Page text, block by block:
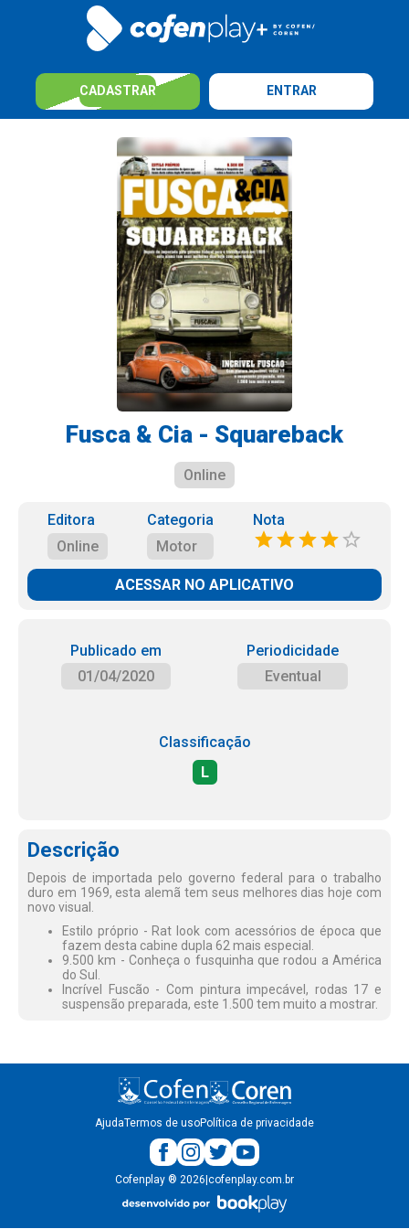
CADASTRAR ENTRAR
Fusca & Cia - Squareback
Online
Editora
Online
Categoria
Motor
Nota
ACESSAR NO APLICATIVO
Publicado em
01/04/2020
Periodicidade
Eventual
Classificação
L
Descrição
Depois de importada pelo governo federal para o trabalho
duro em 1969, esta alemã tem seus melhores dias hoje com
novo visual.
Estilo próprio - Rat look com acessórios de época que
fazem desta cabine dupla 62 mais especial.
9.500 km - Conheça o fusquinha que rodou a América
do Sul.
Incrível Fuscão - Com pintura impecável, rodas 17 e
suspensão preparada, este 1.500 tem muito a mostrar.
AjudaTermos de usoPolítica de privacidade
Cofenplay ® 2026 cofenplay.com.br